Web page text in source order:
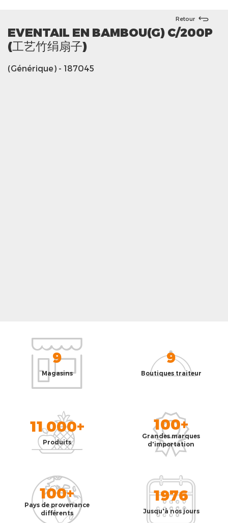
Retour
EVENTAIL EN BAMBOU(G) C/200P
(工艺竹绢扇子)
(Générique) - 187045
9
Magasins
9
Boutiques traiteur
11 000+
Produits
100+
Grandes marques
d'importation
100+
Pays de provenance
différents
1976
Jusqu'à nos jours